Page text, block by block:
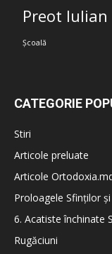
Preot Iulian
Școală
CATEGORIE
Stiri
Articole preluate
Articole
Proloagele Sfinților
6. Acatiste închinate
Rugăciuni